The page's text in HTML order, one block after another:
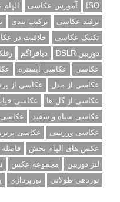
ISO آموزش عکاسی
ترفند عکاسی
ترکیب بندی
تکنیک عکاسی
خلاقیت در
دوربین DSLR
دیافراگم
عکاسی
عکاسی آبستره
عکاسی از مدل
عکاسی از
عکاسی از گل ها
عکاسی
عکاسی سیاه و سفید
عکاسی
عکاسی ورزشی
عکاسی
عکس های الهام بخش
فاصله
لنز دوربین
مجموعه عکس
نوردهی طولانی
نورپردازی